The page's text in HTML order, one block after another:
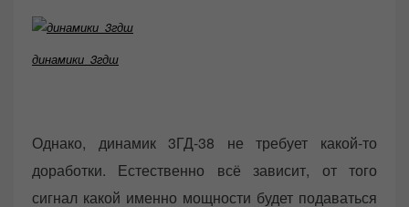
динамики_3гдш
Однако, динамик 3ГД-38 не требует какой-то
доработки. Естественно всё зависит, от того
сигнал какой именно мощности будет подаваться